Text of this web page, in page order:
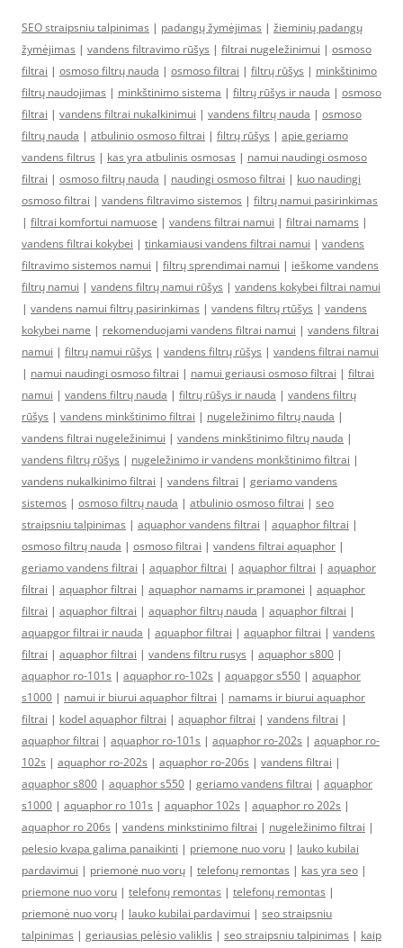
SEO straipsniu talpinimas | padangų žymėjimas | žieminių padangų
žymėjimas | vandens filtravimo rūšys | filtrai nugeležinimui | osmoso
filtrai | osmoso filtrų nauda | osmoso filtrai | filtrų rūšys | minkštinimo
filtrų naudojimas | minkštinimo sistema | filtrų rūšys ir nauda | osmoso
filtrai | vandens filtrai nukalkinimui | vandens filtrų nauda | osmoso
filtrų nauda | atbulinio osmoso filtrai | filtrų rūšys | apie geriamo
vandens filtrus | kas yra atbulinis osmosas | namui naudingi osmoso
filtrai | osmoso filtrų nauda | naudingi osmoso filtrai | kuo naudingi
osmoso filtrai | vandens filtravimo sistemos | filtrų namui pasirinkimas
| filtrai komfortui namuose | vandens filtrai namui | filtrai namams |
vandens filtrai kokybei | tinkamiausi vandens filtrai namui | vandens
filtravimo sistemos namui | filtrų sprendimai namui | ieškome vandens
filtrų namui | vandens filtrų namui rūšys | vandens kokybei filtrai namui
| vandens namui filtrų pasirinkimas | vandens filtrų rtūšys | vandens
kokybei name | rekomenduojami vandens filtrai namui | vandens filtrai
namui | filtrų namui rūšys | vandens filtrų rūšys | vandens filtrai namui
| namui naudingi osmoso filtrai | namui geriausi osmoso filtrai | filtrai
namui | vandens filtrų nauda | filtrų rūšys ir nauda | vandens filtrų
rūšys | vandens minkštinimo filtrai | nugeležinimo filtrų nauda |
vandens filtrai nugeležinimui | vandens minkštinimo filtrų nauda |
vandens filtrų rūšys | nugeležinimo ir vandens monkštinimo filtrai |
vandens nukalkinimo filtrai | vandens filtrai | geriamo vandens
sistemos | osmoso filtrų nauda | atbulinio osmoso filtrai | seo
straipsniu talpinimas | aquaphor vandens filtrai | aquaphor filtrai |
osmoso filtrų nauda | osmoso filtrai | vandens filtrai aquaphor |
geriamo vandens filtrai | aquaphor filtrai | aquaphor filtrai | aquaphor
filtrai | aquaphor filtrai | aquaphor namams ir pramonei | aquaphor
filtrai | aquaphor filtrai | aquaphor filtrų nauda | aquaphor filtrai |
aquapgor filtrai ir nauda | aquaphor filtrai | aquaphor filtrai | vandens
filtrai | aquaphor filtrai | vandens filtru rusys | aquaphor s800 |
aquaphor ro-101s | aquaphor ro-102s | aquapgor s550 | aquaphor
s1000 | namui ir biurui aquaphor filtrai | namams ir biurui aquaphor
filtrai | kodel aquaphor filtrai | aquaphor filtrai | vandens filtrai |
aquaphor filtrai | aquaphor ro-101s | aquaphor ro-202s | aquaphor ro-
102s | aquaphor ro-202s | aquaphor ro-206s | vandens filtrai |
aquaphor s800 | aquaphor s550 | geriamo vandens filtrai | aquaphor
s1000 | aquaphor ro 101s | aquaphor 102s | aquaphor ro 202s |
aquaphor ro 206s | vandens minkstinimo filtrai | nugeležinimo filtrai |
pelesio kvapa galima panaikinti | priemone nuo voru | lauko kubilai
pardavimui | priemonė nuo vorų | telefonų remontas | kas yra seo |
priemone nuo voru | telefonų remontas | telefonų remontas |
priemonė nuo vorų | lauko kubilai pardavimui | seo straipsniu
talpinimas | geriausias pelėsio valiklis | seo straipsniu talpinimas | kaip